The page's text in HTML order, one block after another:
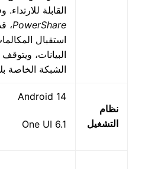
القابلة للارتداء.
PowerShare، قد
استقبال
البيانات، ويتوقف
الشبكة الخاصة بك.
نظام
التشغيل
Android 14
One UI 6.1